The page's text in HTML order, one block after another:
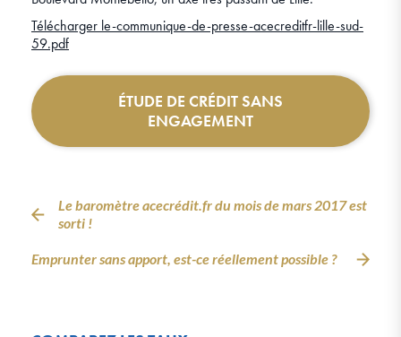
Télécharger le-communique-de-presse-acecreditfr-lille-sud-
59.pdf
ÉTUDE DE CRÉDIT SANS
ENGAGEMENT
Le baromètre acecrédit.fr du mois de mars 2017 est
sorti !
Emprunter sans apport, est-ce réellement possible ?